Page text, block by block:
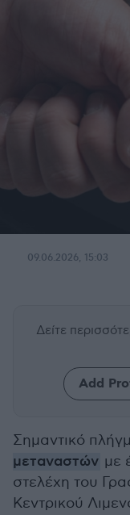
09.06.2026, 15:03
Δείτε
Add
Σημαντικό
μεταναστών με
στελέχη του
Κεντρικού